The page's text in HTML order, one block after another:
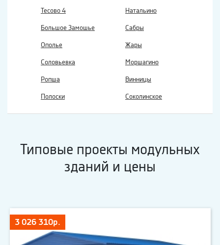
Тесово 4 Натальино
Большое Замошье Сабры
Ополье Жары
Соловьевка Моршагино
Ропша Винницы
Полоски Соколинское
Типовые проекты модульных
зданий и цены
3 026 310р.